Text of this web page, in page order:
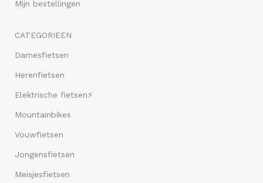
Mijn bestellingen
CATEGORIEËN
Damesfietsen
Herenfietsen
Elektrische fietsen⚡
Mountainbikes
Vouwfietsen
Jongensfietsen
Meisjesfietsen